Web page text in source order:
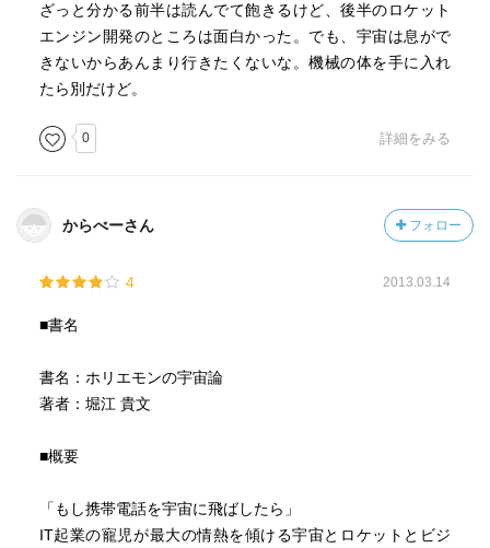
ざっと分かる前半は読んでて飽きるけど、後半のロケット
エンジン開発のところは面白かった。でも、宇宙は息がで
きないからあんまり行きたくないな。機械の体を手に入れ
たら別だけど。
0 詳細をみる
からべーさん フォロー
4 2013.03.14
■書名
書名：ホリエモンの宇宙論
著者：堀江 貴文
■概要
「もし携帯電話を宇宙に飛ばしたら」
IT起業の寵児が最大の情熱を傾ける宇宙とロケットとビジ